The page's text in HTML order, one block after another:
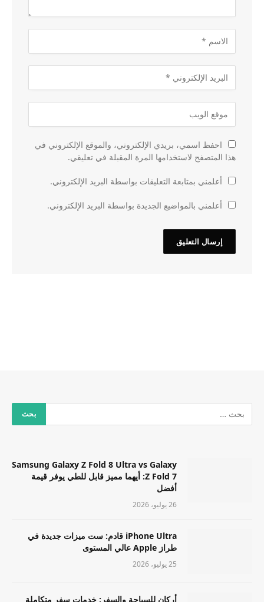
احفظ اسمي، بريدي الإلكتروني، والموقع الإلكتروني في
هذا المتصفح لاستخدامها المرة المقبلة في تعليقي.
أعلمني بمتابعة التعليقات بواسطة البريد الإلكتروني.
أعلمني بالمواضيع الجديدة بواسطة البريد الإلكتروني.
Samsung Galaxy Z Fold 8 Ultra vs Galaxy
Z Fold 7: أيهما مميز قابل للطي يوفر قيمة
أفضل
26 يوليو، 2026
iPhone Ultra قادم: ست ميزات جديدة في
طراز Apple عالي المستوى
25 يوليو، 2026
أركان للسياحة والسفر: خدمات سفر متكاملة